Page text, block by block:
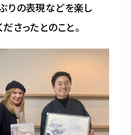
りの表現などを楽し
さったとのこと。